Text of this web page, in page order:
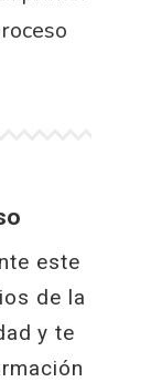
este
de la
y te